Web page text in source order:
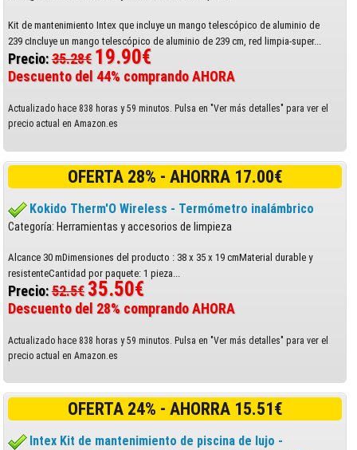
Kit de mantenimiento Intex que incluye un mango telescópico de aluminio de
239 cIncluye un mango telescópico de aluminio de 239 cm, red limpia-super...
Precio:35.28€ 19.90€
Descuento del 44% comprando AHORA
Actualizado hace 838 horas y 59 minutos. Pulsa en "Ver más detalles" para ver el
precio actual en Amazon.es
OFERTA 28% - AHORRA 17.00€
Kokido Therm'O Wireless - Termómetro inalámbrico
Categoría: Herramientas y accesorios de limpieza
Alcance 30 mDimensiones del producto : 38 x 35 x 19 cmMaterial durable y
resistenteCantidad por paquete: 1 pieza...
Precio:52.5€ 35.50€
Descuento del 28% comprando AHORA
Actualizado hace 838 horas y 59 minutos. Pulsa en "Ver más detalles" para ver el
precio actual en Amazon.es
OFERTA 24% - AHORRA 15.51€
Intex Kit de mantenimiento de piscina de lujo -